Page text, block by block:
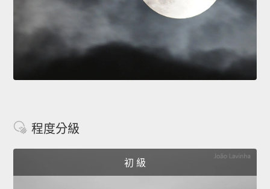
程度分級
初 級